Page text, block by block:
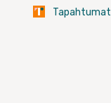
Tapahtumat